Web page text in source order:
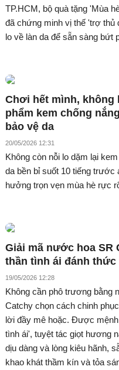
TP.HCM, bộ quà tặng 'Mùa
đã chứng minh vị thế 'trợ thủ
lo về làn da để sẵn sàng bứt
Chơi hết mình, không
phẩm kem chống
bảo vệ da
20/05/2026 12:31
Không còn nỗi lo dặm lại
da bền bỉ suốt 10 tiếng trước
hưởng trọn vẹn mùa hè rực
Giải mã nước hoa SR
thần tình ái đánh
19/05/2026 12:28
Không cần phô trương bằng
Catchy chọn cách chinh
lời đầy mê hoặc. Được
tình ái', tuyệt tác giọt hương
dịu dàng và lòng kiêu hãnh,
khao khát thầm kín và tỏa